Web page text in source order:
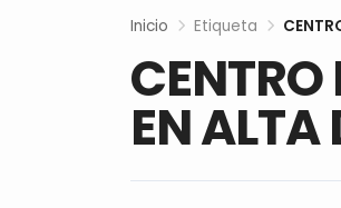
Inicio Etiqueta
CENTRO
EN